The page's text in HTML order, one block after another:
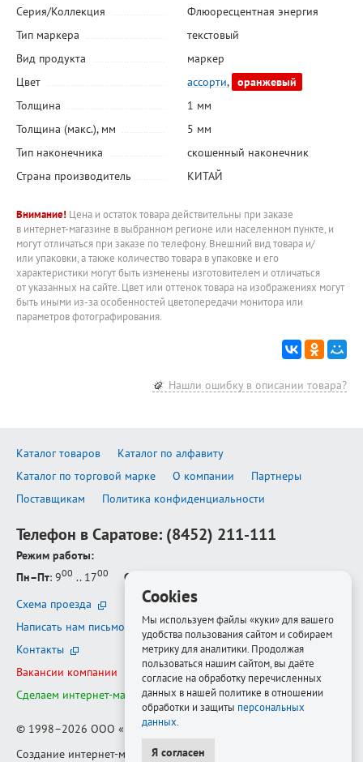
Серия/Коллекция
Флюоресцентная энергия
Тип маркера
текстовый
Вид продукта
маркер
Цвет
ассорти, оранжевый
Толщина
1 мм
Толщина (макс.), мм
5 мм
Тип наконечника
скошенный наконечник
Страна производитель
КИТАЙ
Внимание! Цена и остаток товара действительны при заказе
в интернет-магазине в выбранном регионе или населенном пункте, и
могут отличаться при заказе по телефону. Внешний вид товара и/
или упаковки, а также количество товара в упаковке и его
характеристики могут быть изменены изготовителем и отличаться
от указанных на сайте. Цвет или оттенок товара на изображениях могут
быть иными из-за особенностей цветопередачи монитора или
параметров фотографирования.
Нашли ошибку в описании товара?
Каталог товаров
Каталог по алфавиту
Каталог по торговой марке
О компании
Партнеры
Поставщикам
Политика конфиденциальности
Телефон в Саратове: (8452) 211-111
Режим работы:
Пн–Пт: 900 .. 1700 Сб–Вс
Схема проезда
Написать нам письмо
Контакты
Вакансии компании
Сделаем интернет-магазин ещё лучше
© 1998–2026 ООО «Белфорт-РМ»
Создание интернет-магазина—Медиапродукт
Cookies
Мы используем файлы «куки» для вашего
удобства пользования сайтом и собираем
метрику для аналитики. Продолжая
пользоваться нашим сайтом, вы даёте
согласие на обработку перечисленных
данных в нашей политике в отношении
обработки и защиты персональных
данных
Я согласен